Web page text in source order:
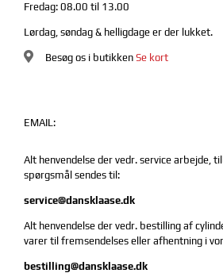
Fredag: 08.00 til 13.00
Lørdag, søndag & helligdage er der lukket.
Besøg os i butikken Se kort
EMAIL:
Alt henvendelse der vedr. service arbejde,
spørgsmål sendes til:
service@dansklaase.dk
Alt henvendelse der vedr. bestilling af
varer til fremsendelses eller afhentning i
bestilling@dansklaase.dk